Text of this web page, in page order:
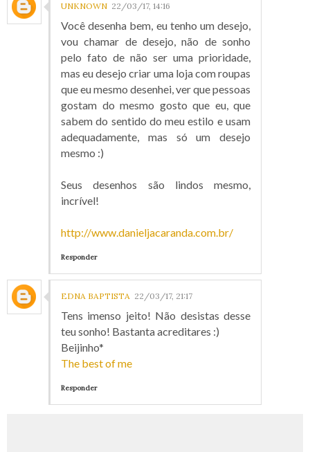
UNKNOWN 22/03/17, 14:16
Você desenha bem, eu tenho um desejo,
vou chamar de desejo, não de sonho
pelo fato de não ser uma prioridade,
mas eu desejo criar uma loja com roupas
que eu mesmo desenhei, ver que pessoas
gostam do mesmo gosto que eu, que
sabem do sentido do meu estilo e usam
adequadamente, mas só um desejo
mesmo :)
Seus desenhos são lindos mesmo,
incrível!
http://www.danieljacaranda.com.br/
Responder
EDNA BAPTISTA 22/03/17, 21:17
Tens imenso jeito! Não desistas desse
teu sonho! Bastanta acreditares :)
Beijinho*
The best of me
Responder